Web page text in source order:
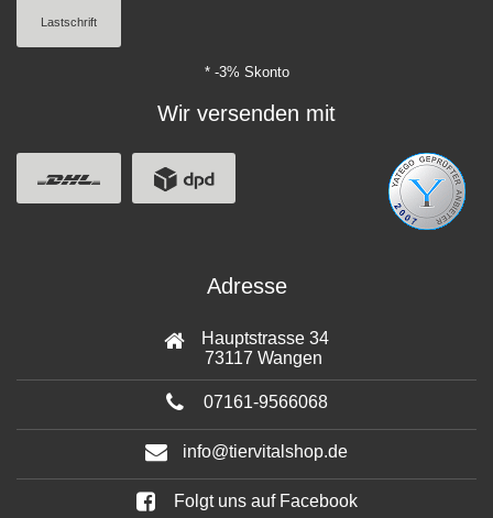
Lastschrift
* -3% Skonto
Wir versenden mit
Adresse
Hauptstrasse 34
73117 Wangen
07161-9566068
info@tiervitalshop.de
Folgt uns auf Facebook